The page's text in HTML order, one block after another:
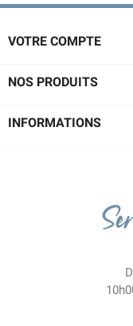
VOTRE COMPTE
NOS PRODUITS
INFORMATIONS